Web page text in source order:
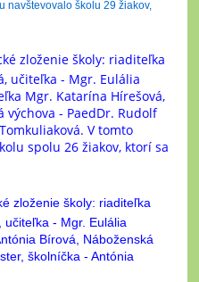
navštevovalo školu 29 žiakov,
zloženie školy: riaditeľka
učiteľka - Mgr. Eulália
Mgr. Katarína Hírešová,
výchova - PaedDr. Rudolf
V tomto
spolu 26 žiakov, ktorí sa
zloženie školy: riaditeľka
učiteľka - Mgr. Eulália
Bírová, Náboženská
školníčka - Antónia